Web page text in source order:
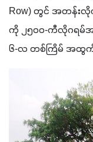
Row) တွင် အတန်း
ကို ၂၅၀၀-ကီလိုဂရမ်
၆-လ တစ်ကြိမ် အထွက်